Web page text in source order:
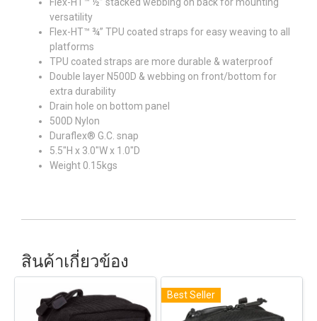
versatility
Flex-HT™ ¾” TPU coated straps for easy weaving to all
platforms
TPU coated straps are more durable & waterproof
Double layer N500D & webbing on front/bottom for
extra durability
Drain hole on bottom panel
500D Nylon
Duraflex® G.C. snap
5.5"H x 3.0"W x 1.0"D
Weight 0.15kgs
สินค้าเกี่ยวข้อง
Best Seller